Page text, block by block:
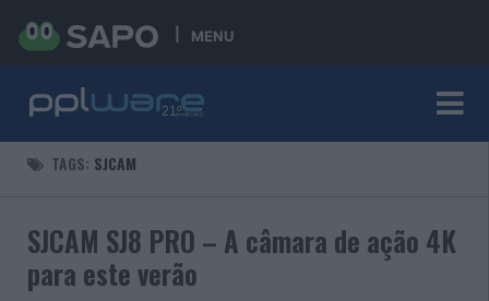
MENU
TAGS: SJCAM
SJCAM SJ8 PRO – A câmara de ação 4K
para este verão